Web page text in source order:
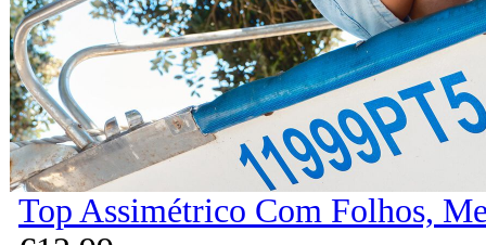
Top Assimétrico Com Folhos,